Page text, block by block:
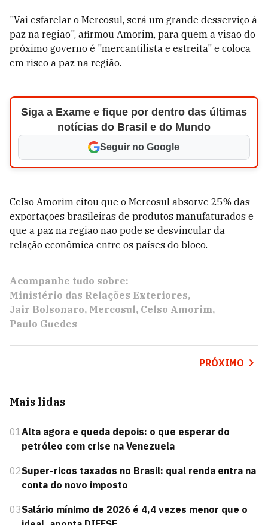
"Vai esfarelar o Mercosul, será um grande desserviço à
paz na região", afirmou Amorim, para quem a visão do
próximo governo é "mercantilista e estreita" e coloca
em risco a paz na região.
Siga a Exame e fique por dentro das últimas
notícias do Brasil e do Mundo
Seguir no Google
Celso Amorim citou que o Mercosul absorve 25% das
exportações brasileiras de produtos manufaturados e
que a paz na região não pode se desvincular da
relação econômica entre os países do bloco.
Acompanhe tudo sobre:
Ministério das Relações Exteriores
Jair Bolsonaro Mercosul Celso Amorim
Paulo Guedes
PRÓXIMO
Mais lidas
01Alta agora e queda depois: o que esperar do
petróleo com crise na Venezuela
02Super-ricos taxados no Brasil: qual renda entra na
conta do novo imposto
03Salário mínimo de 2026 é 4,4 vezes menor que o